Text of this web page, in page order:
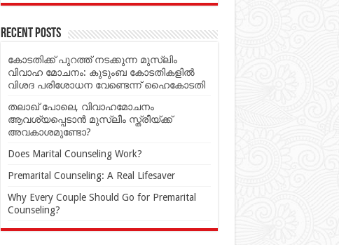
Recent Posts
കോടതിക്ക് പുറത്ത് നടക്കുന്ന മുസ്‌ലിം
വിവാഹ മോചനം: കുടുംബ കോടതികളില്‍
വിശദ പരിശോധന വേണ്ടെന്ന് ഹൈകോടതി
തലാഖ് പോലെ, വിവാഹമോചനം
ആവശ്യപ്പെടാൻ മുസ്ലീം സ്ത്രീയ്ക്ക്
അവകാശമുണ്ടോ?
Does Marital Counseling Work?
Premarital Counseling: A Real Lifesaver
Why Every Couple Should Go for Premarital
Counseling?